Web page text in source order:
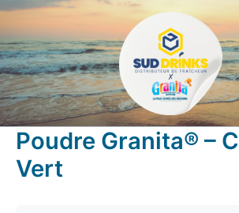
Aller
au
contenu
Poudre Granita® –
Vert
Panneau de gestion des cookies